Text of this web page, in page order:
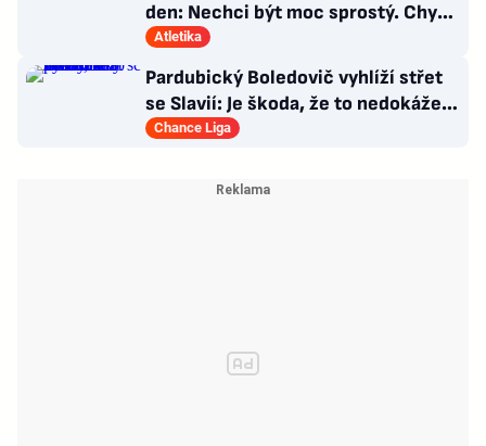
den: Nechci být moc sprostý. Chybí
nám styčný důstojník
Atletika
Pardubický Boledovič vyhlíží střet
se Slavií: Je škoda, že to nedokáže
postavit na mladých
Chance Liga